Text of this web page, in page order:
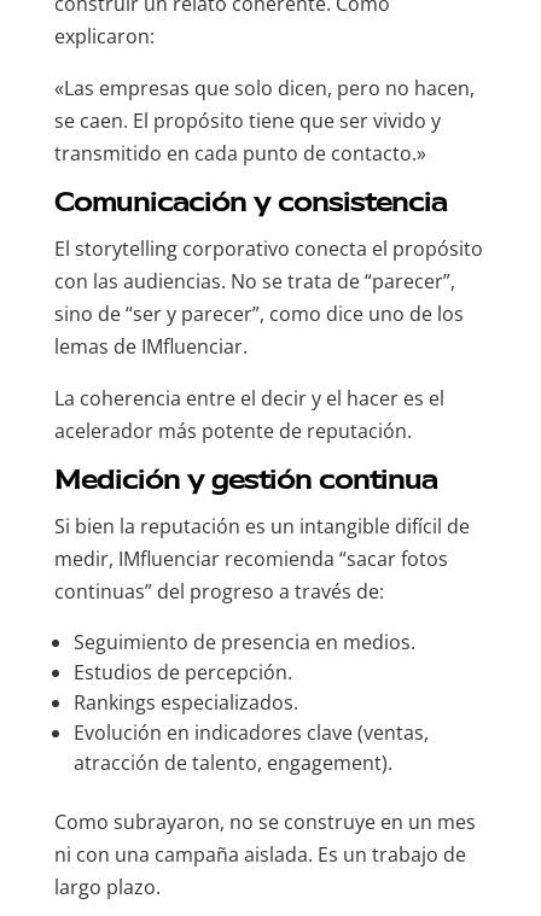
explicaron:
«Las empresas que solo dicen, pero no hacen,
se caen. El propósito tiene que ser vivido y
transmitido en cada punto de contacto.»
Comunicación y consistencia
El storytelling corporativo conecta el propósito
con las audiencias. No se trata de “parecer”,
sino de “ser y parecer”, como dice uno de los
lemas de IMfluenciar.
La coherencia entre el decir y el hacer es el
acelerador más potente de reputación.
Medición y gestión continua
Si bien la reputación es un intangible difícil de
medir, IMfluenciar recomienda “sacar fotos
continuas” del progreso a través de:
Seguimiento de presencia en medios.
Estudios de percepción.
Rankings especializados.
Evolución en indicadores clave (ventas,
atracción de talento, engagement).
Como subrayaron, no se construye en un mes
ni con una campaña aislada. Es un trabajo de
largo plazo.